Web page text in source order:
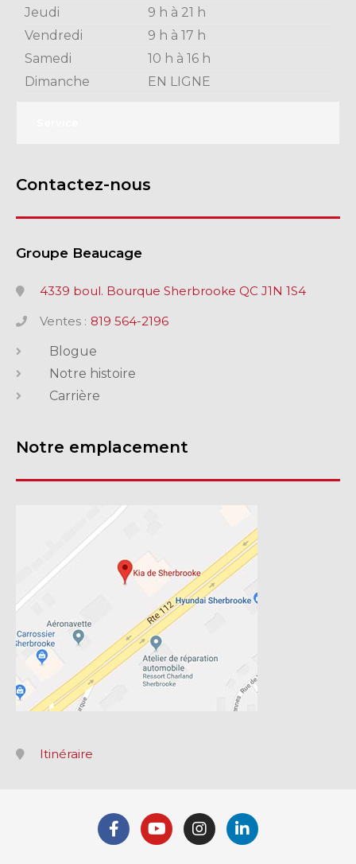
Jeudi
9 h à 21 h
Vendredi
9 h à 17 h
Samedi
10 h à 16 h
Dimanche
EN LIGNE
Contactez-nous
Groupe Beaucage
4339 boul. Bourque Sherbrooke QC J1N 1S4
Ventes : 819 564-2196
Blogue
Notre histoire
Carrière
Notre emplacement
Itinéraire